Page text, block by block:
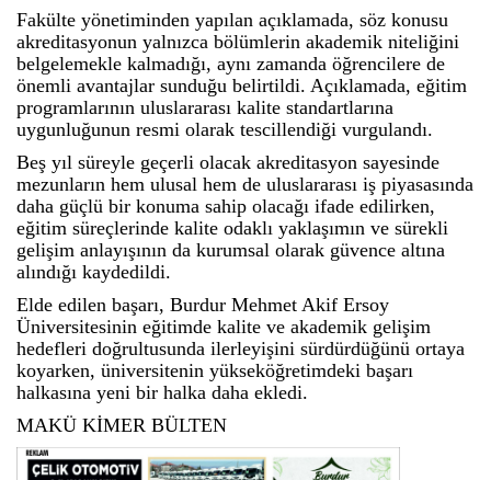
Fakülte yönetiminden yapılan açıklamada, söz konusu
akreditasyonun yalnızca bölümlerin akademik niteliğini
belgelemekle kalmadığı, aynı zamanda öğrencilere de
önemli avantajlar sunduğu belirtildi. Açıklamada, eğitim
programlarının uluslararası kalite standartlarına
uygunluğunun resmi olarak tescillendiği vurgulandı.
Beş yıl süreyle geçerli olacak akreditasyon sayesinde
mezunların hem ulusal hem de uluslararası iş piyasasında
daha güçlü bir konuma sahip olacağı ifade edilirken,
eğitim süreçlerinde kalite odaklı yaklaşımın ve sürekli
gelişim anlayışının da kurumsal olarak güvence altına
alındığı kaydedildi.
Elde edilen başarı, Burdur Mehmet Akif Ersoy
Üniversitesinin eğitimde kalite ve akademik gelişim
hedefleri doğrultusunda ilerleyişini sürdürdüğünü ortaya
koyarken, üniversitenin yükseköğretimdeki başarı
halkasına yeni bir halka daha ekledi.
MAKÜ KİMER BÜLTEN